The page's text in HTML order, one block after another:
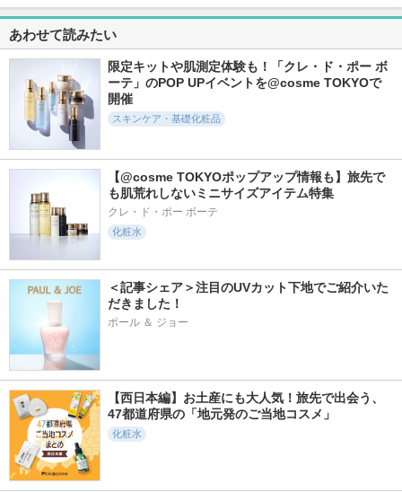
レッドブレミッシュ
クリアスージングク
リーム
リジュラン デュア
ルエフェクトアンプ
COSMETICS)
フェイスポリッシャ
ー クラリファイン
リソウ リペアビュ
ーティーエッセンス
リソウコーポレーショ
5.5
798件
リズムコンセントレ
ートα
5.9
1117件
ガラクトポアオーツ
5.6
2282件
ホワイトトリュフナ
リシングトリートメ
ントマスク
d'Alba(ダルバ)
FATION
ポットコレクターア
ンプル
あわせて読みたい
限定キットや肌測定体験も！「クレ・ド・ポー ボ
ーテ」のPOP UPイベントを@cosme TOKYOで
開催
スキンケア・基礎化粧品
【@cosme TOKYOポップアップ情報も】旅先で
も肌荒れしないミニサイズアイテム特集
クレ・ド・ポー ボーテ
化粧水
＜記事シェア＞注目のUVカット下地でご紹介いた
だきました！
ポール ＆ ジョー
【西日本編】お土産にも大人気！旅先で出会う、
47都道府県の「地元発のご当地コスメ」
化粧水